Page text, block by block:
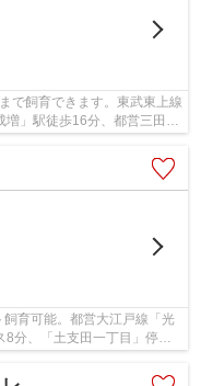
で飼育できます。東武東上線
増」駅徒歩16分、都営三田線
育可能。都営大江戸線「光
分、「土支田一丁目」停徒
準。...